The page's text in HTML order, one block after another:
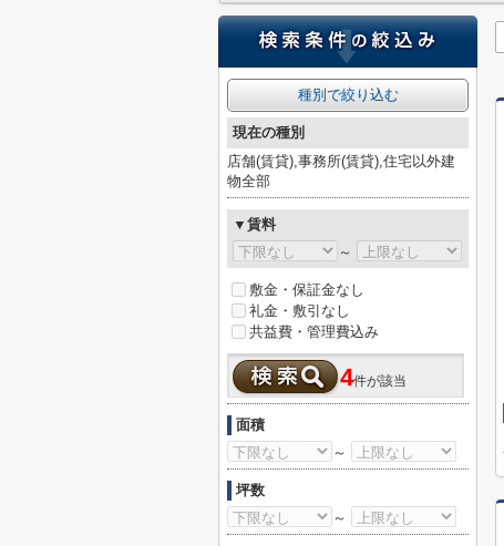
種別で絞り込む
現在の種別
店舗(賃貸),事務所(賃貸),住宅以外建
物全部
▼賃料
～
敷金・保証金なし
礼金・敷引なし
共益費・管理費込み
4件が該当
面積
～
坪数
～